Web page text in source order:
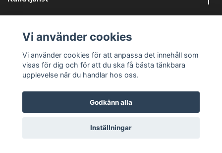
Sociala medier
© 2026 Harlyckans kuriosa och retro
Vi använder cookies
Vi använder cookies för att anpassa det innehåll som
visas för dig och för att du ska få bästa tänkbara
upplevelse när du handlar hos oss.
Godkänn alla
Inställningar